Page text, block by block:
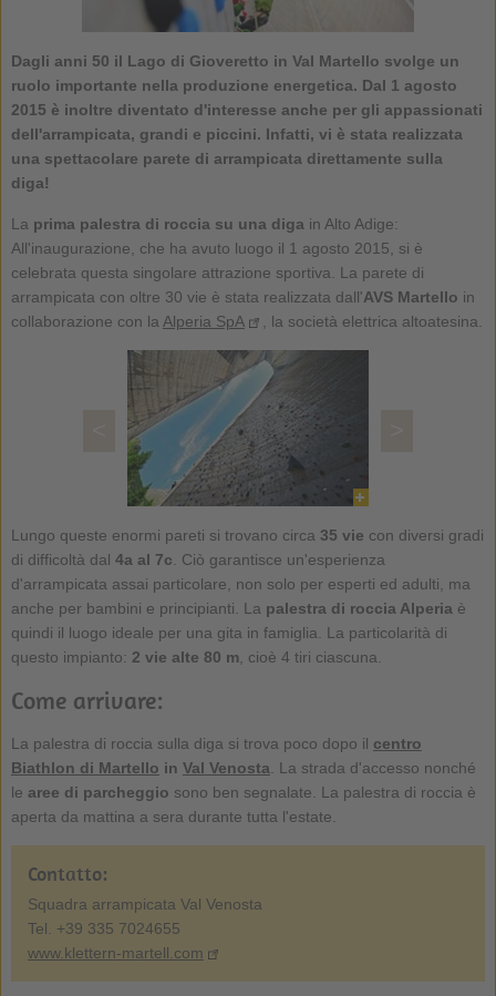
Dagli anni 50 il Lago di Gioveretto in Val Martello svolge un
ruolo importante nella produzione energetica. Dal 1 agosto
2015 è inoltre diventato d'interesse anche per gli appassionati
dell'arrampicata, grandi e piccini. Infatti, vi è stata realizzata
una spettacolare parete di arrampicata direttamente sulla
diga!
La prima palestra di roccia su una diga in Alto Adige:
All'inaugurazione, che ha avuto luogo il 1 agosto 2015, si è
celebrata questa singolare attrazione sportiva. La parete di
arrampicata con oltre 30 vie è stata realizzata dall'AVS Martello in
collaborazione con la Alperia SpA , la società elettrica altoatesina.
Lungo queste enormi pareti si trovano circa 35 vie con diversi gradi
di difficoltà dal 4a al 7c . Ciò garantisce un'esperienza
d'arrampicata assai particolare, non solo per esperti ed adulti, ma
anche per bambini e principianti. La palestra di roccia Alperia è
quindi il luogo ideale per una gita in famiglia. La particolarità di
questo impianto: 2 vie alte 80 m, cioè 4 tiri ciascuna.
Come arrivare:
La palestra di roccia sulla diga si trova poco dopo il centro
Biathlon di Martello in Val Venosta . La strada d'accesso nonché
le aree di parcheggio sono ben segnalate. La palestra di roccia è
aperta da mattina a sera durante tutta l'estate.
Contatto:
Squadra arrampicata Val Venosta
Tel. +39 335 7024655
www.klettern-martell.com